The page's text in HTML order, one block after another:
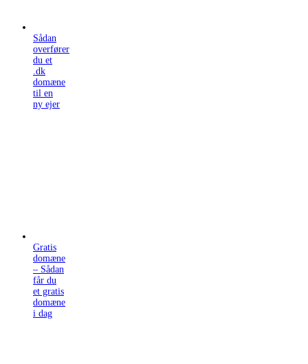
Sådan
overfører
du et
.dk
domæne
til en
ny ejer
Gratis
domæne
– Sådan
får du
et gratis
domæne
i dag